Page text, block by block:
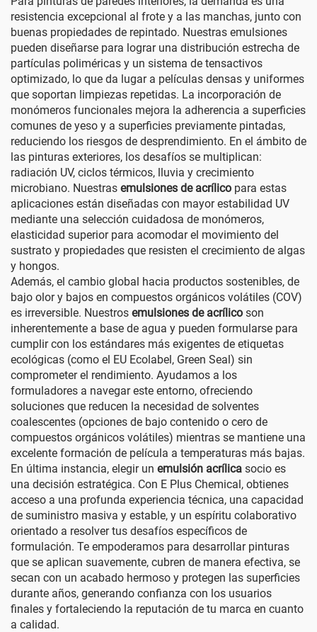
resistencia excepcional al frote y a las manchas, junto con
buenas propiedades de repintado. Nuestras emulsiones
pueden diseñarse para lograr una distribución estrecha de
partículas poliméricas y un sistema de tensactivos
optimizado, lo que da lugar a películas densas y uniformes
que soportan limpiezas repetidas. La incorporación de
monómeros funcionales mejora la adherencia a superficies
comunes de yeso y a superficies previamente pintadas,
reduciendo los riesgos de desprendimiento. En el ámbito de
las pinturas exteriores, los desafíos se multiplican:
radiación UV, ciclos térmicos, lluvia y crecimiento
microbiano. Nuestras emulsiones de acrílico para estas
aplicaciones están diseñadas con mayor estabilidad UV
mediante una selección cuidadosa de monómeros,
elasticidad superior para acomodar el movimiento del
sustrato y propiedades que resisten el crecimiento de algas
y hongos.
Además, el cambio global hacia productos sostenibles, de
bajo olor y bajos en compuestos orgánicos volátiles (COV)
es irreversible. Nuestros emulsiones de acrílico son
inherentemente a base de agua y pueden formularse para
cumplir con los estándares más exigentes de etiquetas
ecológicas (como el EU Ecolabel, Green Seal) sin
comprometer el rendimiento. Ayudamos a los
formuladores a navegar este entorno, ofreciendo
soluciones que reducen la necesidad de solventes
coalescentes (opciones de bajo contenido o cero de
compuestos orgánicos volátiles) mientras se mantiene una
excelente formación de película a temperaturas más bajas.
En última instancia, elegir un emulsión acrílica socio es
una decisión estratégica. Con E Plus Chemical, obtienes
acceso a una profunda experiencia técnica, una capacidad
de suministro masiva y estable, y un espíritu colaborativo
orientado a resolver tus desafíos específicos de
formulación. Te empoderamos para desarrollar pinturas
que se aplican suavemente, cubren de manera efectiva, se
secan con un acabado hermoso y protegen las superficies
durante años, generando confianza con los usuarios
finales y fortaleciendo la reputación de tu marca en cuanto
a calidad.